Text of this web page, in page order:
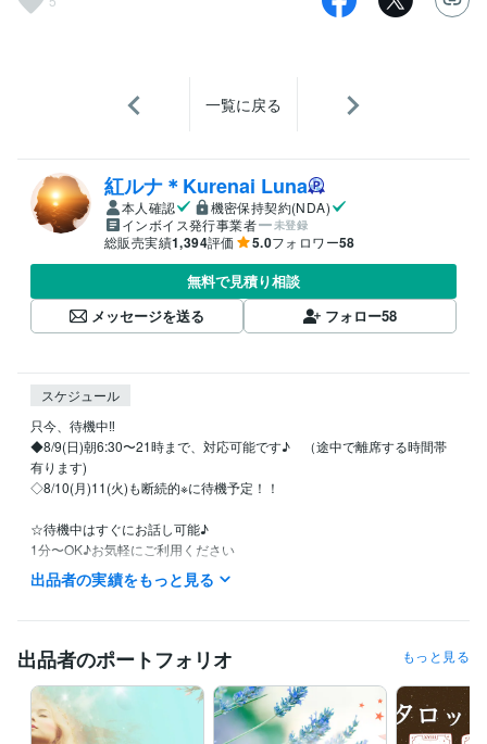
一覧に戻る
紅ルナ＊Kurenai Luna
本人確認
機密保持契約(NDA)
インボイス発行事業者
未登録
総販売実績1,394評価 5.0フォロワー58
無料で見積り相談
メッセージを送る
フォロー58
スケジュール
只今、待機中‼️
◆8/9(日)朝6:30〜21時まで、対応可能です♪　（途中で離席する時間帯
有ります)
◇8/10(月)11(火)も断続的※に待機予定！！
☆待機中はすぐにお話し可能♪
1分〜OK♪お気軽にご利用ください
◇基本的には連日【平日土日祝日】に、波動を整えエネルギーの高い時
✧♡✧♡✧♡✧
タイミングが合う時に、ぜひぜひ。
ご利用お待ちしています★♡★♡
出品者の実績をもっと見る
出品者のポートフォリオ もっと見る